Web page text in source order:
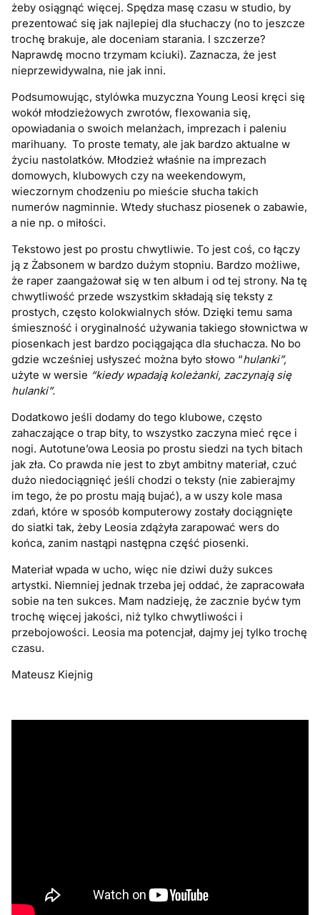
żeby osiągnąć więcej. Spędza masę czasu w studio, by
prezentować się jak najlepiej dla słuchaczy (no to jeszcze
trochę brakuje, ale doceniam starania. I szczerze?
Naprawdę mocno trzymam kciuki). Zaznacza, że jest
nieprzewidywalna, nie jak inni.
Podsumowując, stylówka muzyczna Young Leosi kręci się
wokół młodzieżowych zwrotów, flexowania się,
opowiadania o swoich melanżach, imprezach i paleniu
marihuany. To proste tematy, ale jak bardzo aktualne w
życiu nastolatków. Młodzież właśnie na imprezach
domowych, klubowych czy na weekendowym,
wieczornym chodzeniu po mieście słucha takich
numerów nagminnie. Wtedy słuchasz piosenek o zabawie,
a nie np. o miłości.
Tekstowo jest po prostu chwytliwie. To jest coś, co łączy
ją z Żabsonem w bardzo dużym stopniu. Bardzo możliwe,
że raper zaangażował się w ten album i od tej strony. Na tę
chwytliwość przede wszystkim składają się teksty z
prostych, często kolokwialnych słów. Dzięki temu sama
śmieszność i oryginalność używania takiego słownictwa w
piosenkach jest bardzo pociągająca dla słuchacza. No bo
gdzie wcześniej usłyszeć można było słowo “hulanki”,
użyte w wersie “kiedy wpadają koleżanki, zaczynają się
hulanki”.
Dodatkowo jeśli dodamy do tego klubowe, często
zahaczające o trap bity, to wszystko zaczyna mieć ręce i
nogi. Autotune’owa Leosia po prostu siedzi na tych bitach
jak zła. Co prawda nie jest to zbyt ambitny materiał, czuć
dużo niedociągnięć jeśli chodzi o teksty (nie zabierajmy
im tego, że po prostu mają bujać), a w uszy kole masa
zdań, które w sposób komputerowy zostały dociągnięte
do siatki tak, żeby Leosia zdążyła zarapować wers do
końca, zanim nastąpi następna część piosenki.
Materiał wpada w ucho, więc nie dziwi duży sukces
artystki. Niemniej jednak trzeba jej oddać, że zapracowała
sobie na ten sukces. Mam nadzieję, że zacznie byćw tym
trochę więcej jakości, niż tylko chwytliwości i
przebojowości. Leosia ma potencjał, dajmy jej tylko trochę
czasu.
Mateusz Kiejnig